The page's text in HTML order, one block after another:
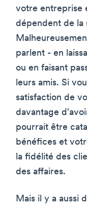
votre entreprise
dépendent de la
parlent - en
ou en faisant
leurs amis. Si
satisfaction de
davantage
pourrait être
bénéfices et
la fidélité des
des affaires.
Mais il y a aussi